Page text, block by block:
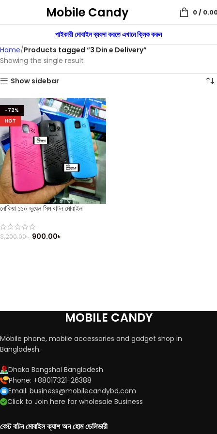
Mobile Candy 0/
পাইকারী মোবাইল ব্যবসা করতে এখানে ক্লিক করুন
Home Products tagged “3 Din e Delivery”
Showing the single result
Show sidebar
-72%
HOT
নোকিয়া ১১০ ডুয়েল সিম বাটন মোবাইল
3,200.00৳ 900.00৳
MOBILE CANDY
Mobile phone, mobile accessories and gadget shop in
Bangladesh.
Dhaka Bongshal Bangladesh
Phone: +88017321-26388
Email: business@mobilecandybd.com
Click to Join here for wholesale Business
বেস্ট বাটন মোবাইল ক্যাশ অন হোম ডেলিভারী